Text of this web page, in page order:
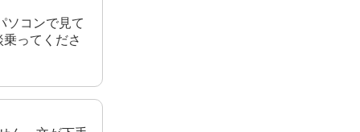
ソコンで見て
ってくださ